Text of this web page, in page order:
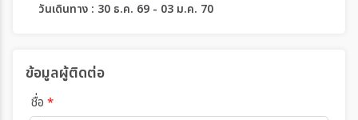
วันเดินทาง : 30 ธ.ค. 69 - 03 ม.ค. 70
ข้อมูลผู้ติดต่อ
ชื่อ *